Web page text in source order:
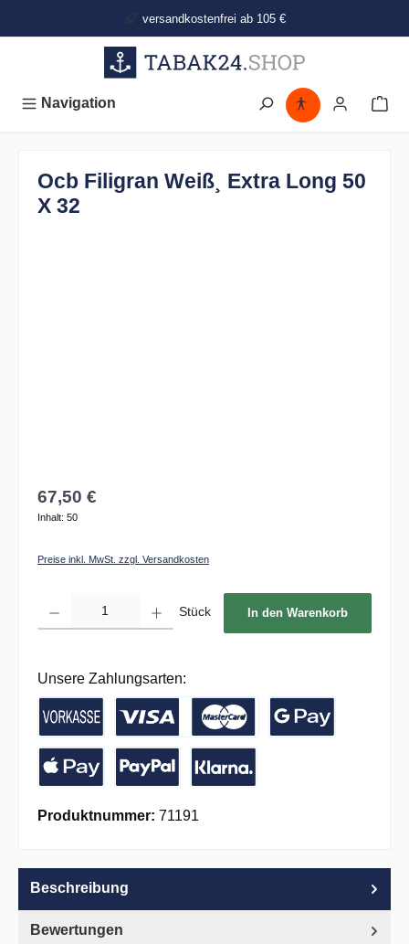
versandkostenfrei ab 105 €
Navigation
Ocb Filigran Weiß¸ Extra Long 50
X 32
67,50 €
Inhalt: 50
Preise inkl. MwSt. zzgl. Versandkosten
Stück In den Warenkorb
Unsere Zahlungsarten:
Vorkasse / Banküberweisung
Kreditkarte
Produktnummer: 71191
Beschreibung
Bewertungen